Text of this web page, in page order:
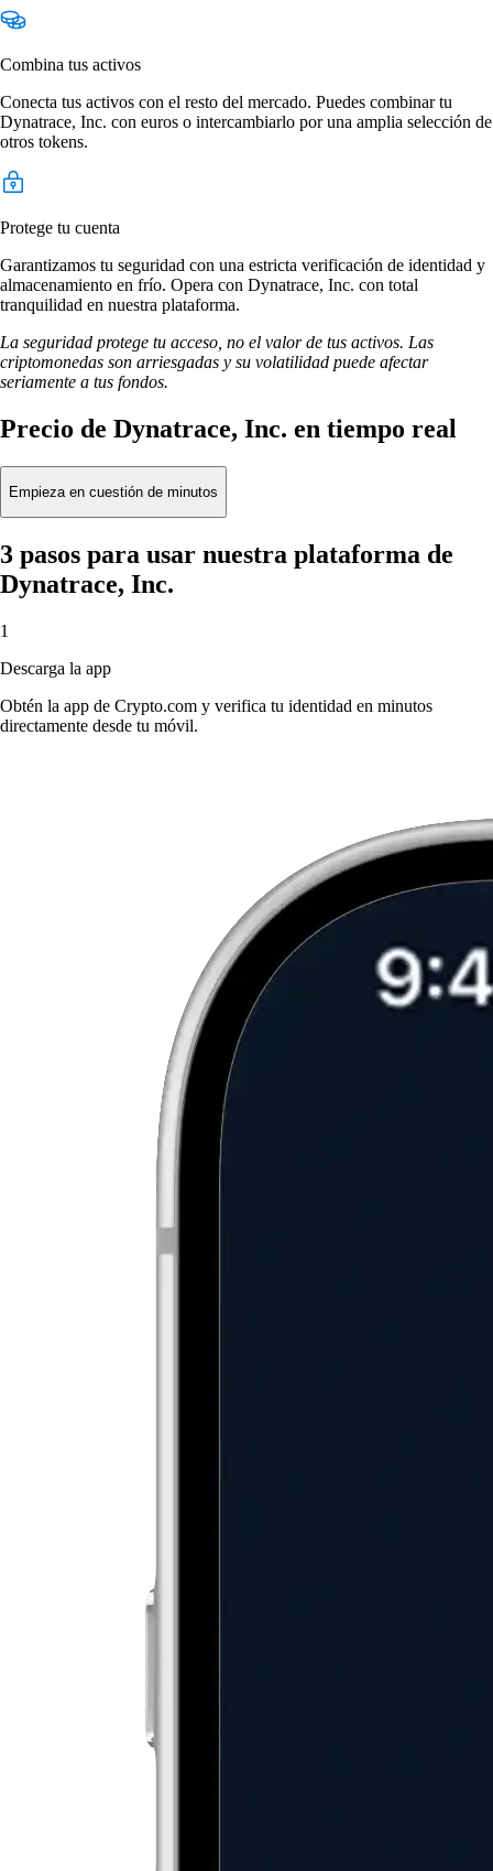
Combina tus activos
Conecta tus activos con el resto del mercado. Puedes combinar tu
Dynatrace, Inc. con euros o intercambiarlo por una amplia selección de
otros tokens.
Protege tu cuenta
Garantizamos tu seguridad con una estricta verificación de identidad y
almacenamiento en frío. Opera con Dynatrace, Inc. con total
tranquilidad en nuestra plataforma.
La seguridad protege tu acceso, no el valor de tus activos. Las
criptomonedas son arriesgadas y su volatilidad puede afectar
seriamente a tus fondos.
Precio de Dynatrace, Inc. en tiempo real
Empieza en cuestión de minutos
3 pasos para usar nuestra plataforma de
Dynatrace, Inc.
1
Descarga la app
Obtén la app de Crypto.com y verifica tu identidad en minutos
directamente desde tu móvil.